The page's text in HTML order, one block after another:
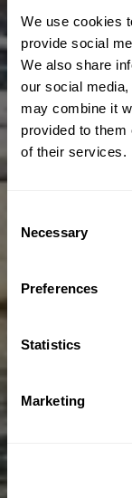
We use cookies
provide social
We also share
our social
may combine it
provided to them
of their services.
Selection
Necessary
Preferences
Statistics
Marketing